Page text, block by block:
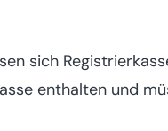
sich
enthalten und